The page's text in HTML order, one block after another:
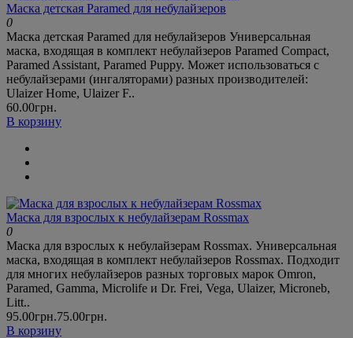
Маска детская Paramed для небулайзеров
0
Маска детская Paramed для небулайзеров Универсальная
маска, входящая в комплект небулайзеров Paramed Compact,
Paramed Assistant, Paramed Puppy. Может использоваться с
небулайзерами (ингаляторами) разных производителей:
Ulaizer Home, Ulaizer F..
60.00грн.
В корзину
Маска для взрослых к небулайзерам Rossmax
0
Маска для взрослых к небулайзерам Rossmax. Универсальная
маска, входящая в комплект небулайзеров Rossmax. Подходит
для многих небулайзеров разных торговых марок Omron,
Paramed, Gamma, Microlife и Dr. Frei, Vega, Ulaizer, Microneb,
Litt..
95.00грн.75.00грн.
В корзину